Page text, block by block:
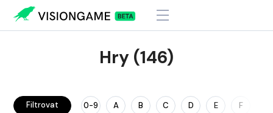
Hry (146)
Filtrovat 0-9 A B C D E F